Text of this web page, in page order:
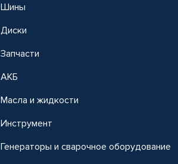
Шины
Диски
Запчасти
АКБ
Масла и жидкости
Инструмент
Генераторы и сварочное оборудование